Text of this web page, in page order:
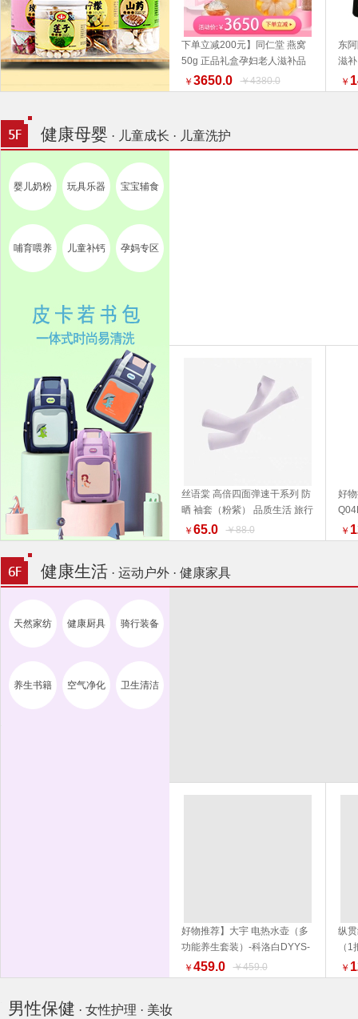
下单立减200元】同仁堂 燕窝
50g 正品礼盒孕妇老人滋补品
好物推荐 端午礼盒推荐
￥ 3650.0 ￥4380.0
东
滋补
￥
健康母婴 · 儿童成长 · 儿童洗护
婴儿奶粉 玩具乐器 宝宝辅食
哺育喂养 儿童补钙 孕妈专区
丝语棠 高倍四面弹速干系列 防
晒 袖套（粉紫） 品质生活 旅行
户外
￥ 65.0 ￥88.0
好
活
￥
健康生活 · 运动户外 · 健康家具
天然家纺 健康厨具 骑行装备
养生书籍 空气净化 卫生清洁
好物推荐】大宇 电热水壶（多
功能养生套装）-科洛白DYYS-
12Y18 水壶 电热水壶 品质生活
厨具 换新季 健康生活家居
￥ 459.0 ￥459.0
纵
（
外
￥
男性保健 · 女性护理 · 美妆